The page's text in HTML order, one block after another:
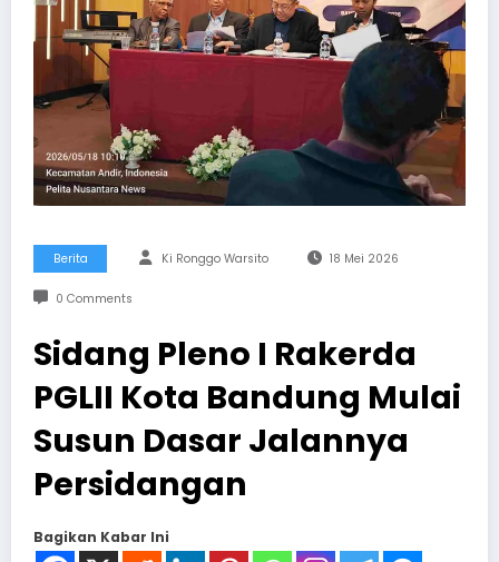
Berita Ki Ronggo Warsito 18 Mei 2026
0 Comments
Sidang Pleno I Rakerda
PGLII Kota Bandung Mulai
Susun Dasar Jalannya
Persidangan
Bagikan Kabar Ini